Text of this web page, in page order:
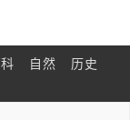
自然
历史